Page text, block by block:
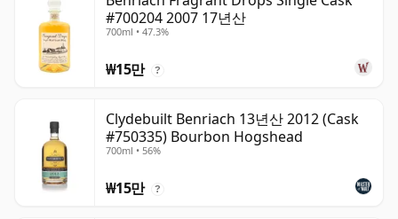
#700204 2007 17년산
700ml • 47.3%
₩15만 ?
Clydebuilt Benriach 13년산 2012 (Cask
#750335) Bourbon Hogshead
700ml • 56%
₩15만 ?